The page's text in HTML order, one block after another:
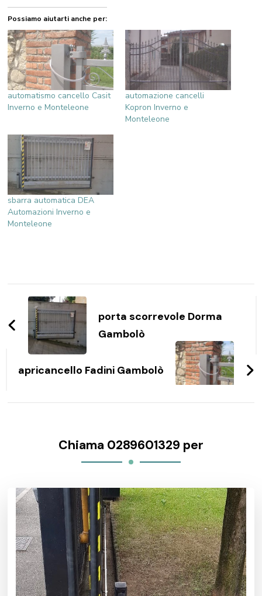
Possiamo aiutarti anche per:
automatismo cancello Casit
Inverno e Monteleone
automazione cancelli
Kopron Inverno e
Monteleone
sbarra automatica DEA
Automazioni Inverno e
Monteleone
Navigazione
articoli
porta scorrevole Dorma
Gambolò
apricancello Fadini Gambolò
Chiama 0289601329 per